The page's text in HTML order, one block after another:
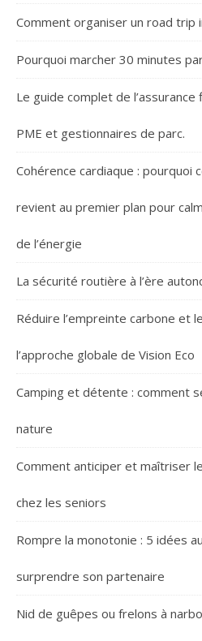
Comment organiser un road trip
Pourquoi marcher 30 minutes
Le guide complet de
PME et gestionnaires de parc.
Cohérence cardiaque : pourquoi
revient au premier plan pour
de l’énergie
La sécurité routière à l’ère
Réduire l’empreinte carbone et
l’approche globale de Vision Eco
Camping et détente : comment
nature
Comment anticiper et maîtriser
chez les seniors
Rompre la monotonie : 5 idées
surprendre son partenaire
Nid de guêpes ou frelons à